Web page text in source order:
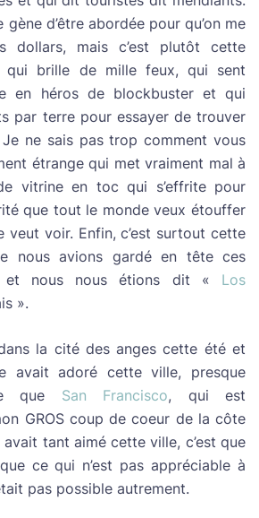
d’être abordée pour qu’on me
dollars, mais c’est plutôt cette
qui brille de mille feux, qui sent
en héros de blockbuster et qui
par terre pour essayer de trouver
ne sais pas trop comment vous
étrange qui met vraiment mal à
vitrine en toc qui s’effrite pour
que tout le monde veux étouffer
veut voir. Enfin, c’est surtout cette
nous avions gardé en tête ces
et nous nous étions dit « Los
».
la cité des anges cette été et
avait adoré cette ville, presque
que San Francisco, qui est
GROS coup de coeur de la côte
tant aimé cette ville, c’est que
ce qui n’est pas appréciable à
pas possible autrement.